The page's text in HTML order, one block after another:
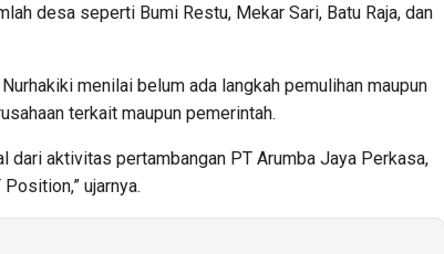
desa seperti Bumi Restu, Mekar Sari, Batu Raja, dan
menilai belum ada langkah pemulihan maupun
terkait maupun pemerintah.
dari aktivitas pertambangan PT Arumba Jaya Perkasa,
ujarnya.